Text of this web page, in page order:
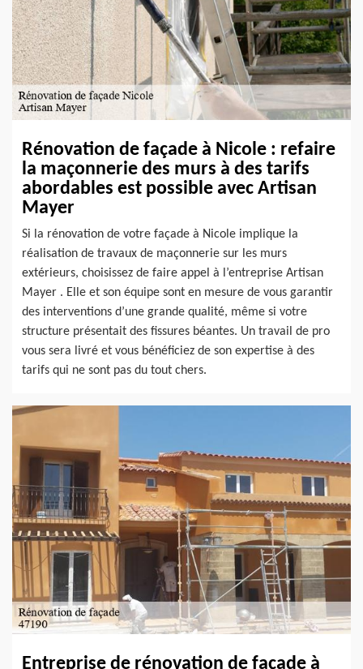
Rénovation de façade à Nicole : refaire
la maçonnerie des murs à des tarifs
abordables est possible avec Artisan
Mayer
Si la rénovation de votre façade à Nicole implique la
réalisation de travaux de maçonnerie sur les murs
extérieurs, choisissez de faire appel à l’entreprise Artisan
Mayer . Elle et son équipe sont en mesure de vous garantir
des interventions d’une grande qualité, même si votre
structure présentait des fissures béantes. Un travail de pro
vous sera livré et vous bénéficiez de son expertise à des
tarifs qui ne sont pas du tout chers.
Entreprise de rénovation de façade à